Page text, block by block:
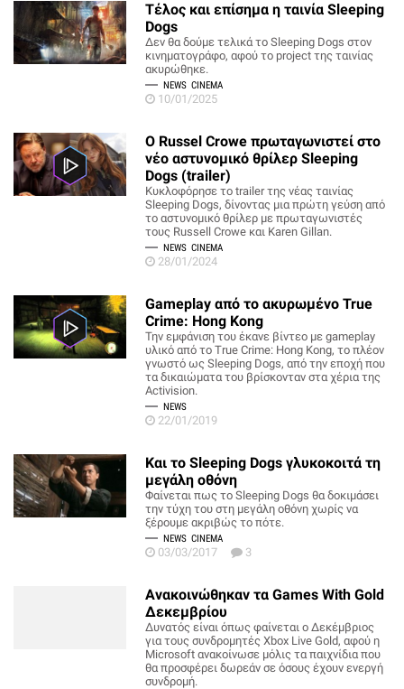
Τέλος και επίσημα η ταινία Sleeping
Dogs
Δεν θα δούμε τελικά το Sleeping Dogs στον
κινηματογράφο, αφού το project της ταινίας
ακυρώθηκε.
NEWS CINEMA
10/01/2025
O Russel Crowe πρωταγωνιστεί στο
νέο αστυνομικό θρίλερ Sleeping
Dogs (trailer)
Κυκλοφόρησε το trailer της νέας ταινίας
Sleeping Dogs, δίνοντας μια πρώτη γεύση από
το αστυνομικό θρίλερ με πρωταγωνιστές
τους Russell Crowe και Karen Gillan.
NEWS CINEMA
28/01/2024
Gameplay από το ακυρωμένο True
Crime: Hong Kong
Την εμφάνιση του έκανε βίντεο με gameplay
υλικό από το True Crime: Hong Kong, το πλέον
γνωστό ως Sleeping Dogs, από την εποχή που
τα δικαιώματα του βρίσκονταν στα χέρια της
Activision.
NEWS
22/01/2019
Και το Sleeping Dogs γλυκοκοιτά τη
μεγάλη οθόνη
Φαίνεται πως το Sleeping Dogs θα δοκιμάσει
την τύχη του στη μεγάλη οθόνη χωρίς να
ξέρουμε ακριβώς το πότε.
NEWS CINEMA
03/03/2017 3
Ανακοινώθηκαν τα Games With Gold
Δεκεμβρίου
Δυνατός είναι όπως φαίνεται ο Δεκέμβριος
για τους συνδρομητές Xbox Live Gold, αφού η
Microsoft ανακοίνωσε μόλις τα παιχνίδια που
θα προσφέρει δωρεάν σε όσους έχουν ενεργή
συνδρομή.